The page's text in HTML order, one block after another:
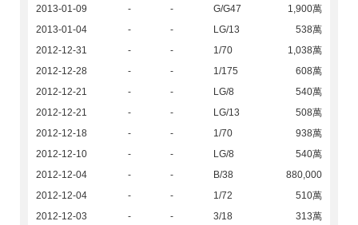
2013-01-09
- - G/G47
1,900萬
2013-01-04
- - LG/13
538萬
2012-12-31
- - 1/70
1,038萬
2012-12-28
- - 1/175
608萬
2012-12-21
- - LG/8
540萬
2012-12-21
- - LG/13
508萬
2012-12-18
- - 1/70
938萬
2012-12-10
- - LG/8
540萬
2012-12-04
- - B/38
880,000
2012-12-04
- - 1/72
510萬
2012-12-03
- - 3/18
313萬